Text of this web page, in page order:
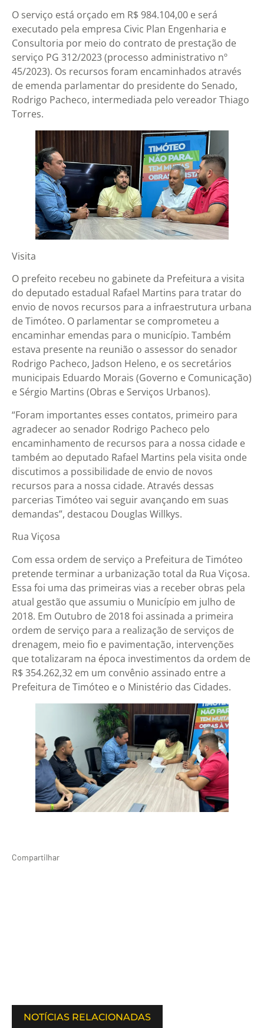
O serviço está orçado em R$ 984.104,00 e será
executado pela empresa Civic Plan Engenharia e
Consultoria por meio do contrato de prestação de
serviço PG 312/2023 (processo administrativo nº
45/2023). Os recursos foram encaminhados através
de emenda parlamentar do presidente do Senado,
Rodrigo Pacheco, intermediada pelo vereador Thiago
Torres.
Visita
O prefeito recebeu no gabinete da Prefeitura a visita
do deputado estadual Rafael Martins para tratar do
envio de novos recursos para a infraestrutura urbana
de Timóteo. O parlamentar se comprometeu a
encaminhar emendas para o município. Também
estava presente na reunião o assessor do senador
Rodrigo Pacheco, Jadson Heleno, e os secretários
municipais Eduardo Morais (Governo e Comunicação)
e Sérgio Martins (Obras e Serviços Urbanos).
“Foram importantes esses contatos, primeiro para
agradecer ao senador Rodrigo Pacheco pelo
encaminhamento de recursos para a nossa cidade e
também ao deputado Rafael Martins pela visita onde
discutimos a possibilidade de envio de novos
recursos para a nossa cidade. Através dessas
parcerias Timóteo vai seguir avançando em suas
demandas”, destacou Douglas Willkys.
Rua Viçosa
Com essa ordem de serviço a Prefeitura de Timóteo
pretende terminar a urbanização total da Rua Viçosa.
Essa foi uma das primeiras vias a receber obras pela
atual gestão que assumiu o Município em julho de
2018. Em Outubro de 2018 foi assinada a primeira
ordem de serviço para a realização de serviços de
drenagem, meio fio e pavimentação, intervenções
que totalizaram na época investimentos da ordem de
R$ 354.262,32 em um convênio assinado entre a
Prefeitura de Timóteo e o Ministério das Cidades.
Compartilhar
NOTÍCIAS RELACIONADAS